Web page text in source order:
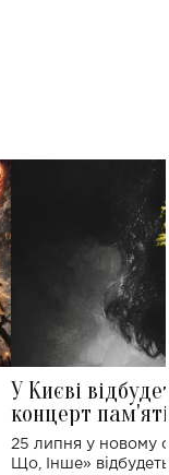
У Києві
концерт
Клименка:
виконають
25 липня у новому
Що, Інше»